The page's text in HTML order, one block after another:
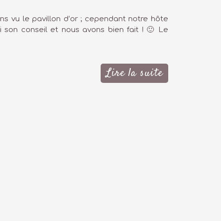
vu le pavillon d’or ; cependant notre hôte
son conseil et nous avons bien fait ! 🙂 Le
Lire la suite